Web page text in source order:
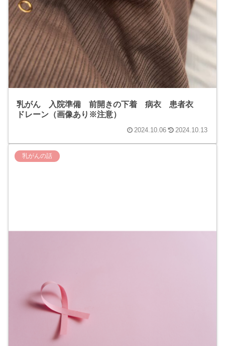
乳がん 入院準備 前開きの下着 病衣 患者衣
ドレーン（画像あり※注意）
2024.10.06 2024.10.13
乳がんの話